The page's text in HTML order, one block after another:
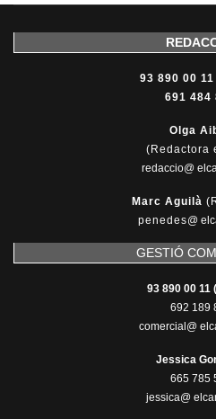
93 890 00 11
691 484
Olga
(Redactora
redaccio@
Marc Aguilà
penedes@
GESTIÓ
93 890 00 11
692 189
comercial@
Jessica
665 785
jessica@